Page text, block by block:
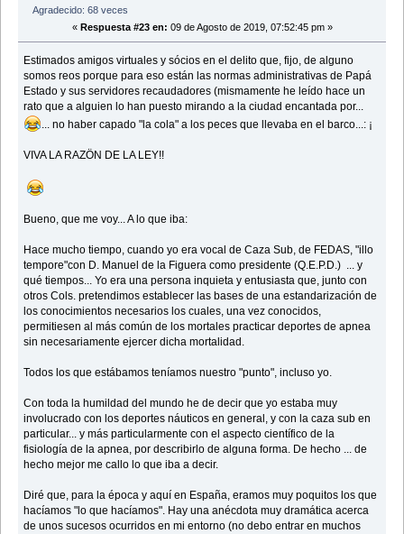
Agradecido: 68 veces
« Respuesta #23 en: 09 de Agosto de 2019, 07:52:45 pm »
Estimados amigos virtuales y sócios en el delito que, fijo, de alguno
somos reos porque para eso están las normas administrativas de Papá
Estado y sus servidores recaudadores (mismamente he leído hace un
rato que a alguien lo han puesto mirando a la ciudad encantada por...
... no haber capado "la cola" a los peces que llevaba en el barco...: ¡
VIVA LA RAZÖN DE LA LEY!!
Bueno, que me voy... A lo que iba:
Hace mucho tiempo, cuando yo era vocal de Caza Sub, de FEDAS, "illo
tempore"con D. Manuel de la Figuera como presidente (Q.E.P.D.) ... y
qué tiempos... Yo era una persona inquieta y entusiasta que, junto con
otros Cols. pretendimos establecer las bases de una estandarización de
los conocimientos necesarios los cuales, una vez conocidos,
permitiesen al más común de los mortales practicar deportes de apnea
sin necesariamente ejercer dicha mortalidad.
Todos los que estábamos teníamos nuestro "punto", incluso yo.
Con toda la humildad del mundo he de decir que yo estaba muy
involucrado con los deportes náuticos en general, y con la caza sub en
particular... y más particularmente con el aspecto científico de la
fisiología de la apnea, por describirlo de alguna forma. De hecho ... de
hecho mejor me callo lo que iba a decir.
Diré que, para la época y aquí en España, eramos muy poquitos los que
hacíamos "lo que hacíamos". Hay una anécdota muy dramática acerca
de unos sucesos ocurridos en mi entorno (no debo entrar en muchos